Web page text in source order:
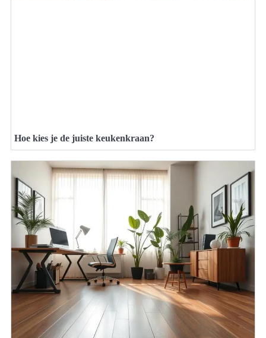
Hoe kies je de juiste keukenkraan?